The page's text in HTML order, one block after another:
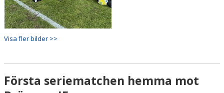
Visa fler bilder >>
Första seriematchen hemma mot